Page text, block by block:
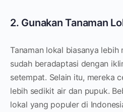
2. Gunakan Tanaman
Tanaman lokal biasanya lebih
sudah beradaptasi dengan
setempat. Selain itu, mereka
lebih sedikit air dan pupuk.
lokal yang populer di